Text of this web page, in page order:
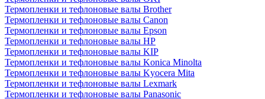
Термопленки и тефлоновые валы Brother
Термопленки и тефлоновые валы Canon
Термопленки и тефлоновые валы Epson
Термопленки и тефлоновые валы HP
Термопленки и тефлоновые валы KIP
Термопленки и тефлоновые валы Konica Minolta
Термопленки и тефлоновые валы Kyocera Mita
Термопленки и тефлоновые валы Lexmark
Термопленки и тефлоновые валы Panasonic